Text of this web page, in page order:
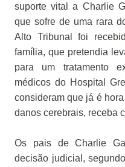
suporte vital a Charlie
que sofre de uma rara
Alto Tribunal foi
família, que pretendia
para um tratamento
médicos do Hospital
consideram que já é
danos cerebrais, receba
Os pais de Charlie
decisão judicial,